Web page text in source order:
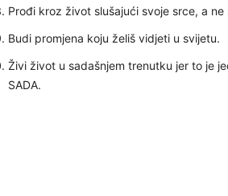
Prođi kroz život slušajući svoje srce, a ne
Budi promjena koju želiš vidjeti u svijetu.
Živi život u sadašnjem trenutku jer to je
SADA.